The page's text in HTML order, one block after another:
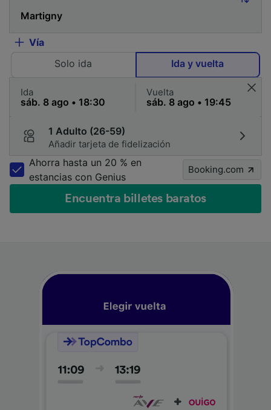
Vía
Solo ida
Ida y vuelta
Ida Vuelta
1 Adulto (26-59)
Añadir tarjeta de fidelización
Ahorra hasta un 20 % en
estancias con Genius
Booking.com
Encuentra billetes baratos